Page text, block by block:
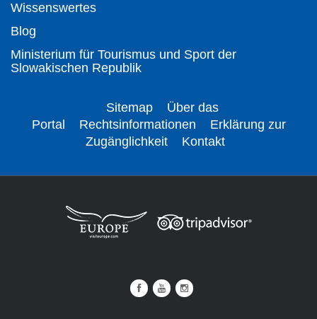
Wissenswertes
Blog
Ministerium für Tourismus und Sport der
Slowakischen Republik
Sitemap
Über das
Portal
Rechtsinformationen
Erklärung zur
Zugänglichkeit
Kontakt